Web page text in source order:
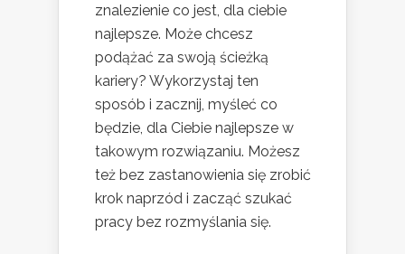
znalezienie co jest, dla ciebie
najlepsze. Może chcesz
podążać za swoją ścieżką
kariery? Wykorzystaj ten
sposób i zacznij, myśleć co
będzie, dla Ciebie najlepsze w
takowym rozwiązaniu. Możesz
też bez zastanowienia się zrobić
krok naprzód i zacząć szukać
pracy bez rozmyślania się.